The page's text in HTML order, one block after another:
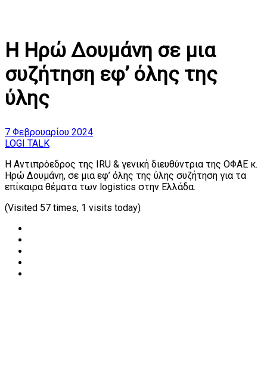
Η Ηρώ Δουμάνη σε μια
συζήτηση εφ’ όλης της
ύλης
7 Φεβρουαρίου 2024
LOGI TALK
Η Αντιπρόεδρος της IRU & γενική διευθύντρια της ΟΦΑΕ κ.
Ηρώ Δουμάνη, σε μια εφ’ όλης της ύλης συζήτηση για τα
επίκαιρα θέματα των logistics στην Ελλάδα.
(Visited 57 times, 1 visits today)